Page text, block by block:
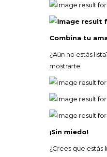
Combina tu
¿Aún no estás
mostrarte
¡Sin miedo!
¿Crees que estás